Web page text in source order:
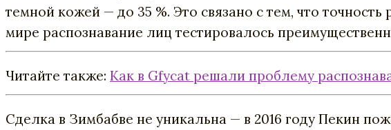
темной кожей — до 35 %. Это связано с тем,что точность
мире распознавание лиц тестировалось
Читайте также: Как в Gfycat решали проблему
Сделка в Зимбабве не уникальна — в 2016 году Пекин